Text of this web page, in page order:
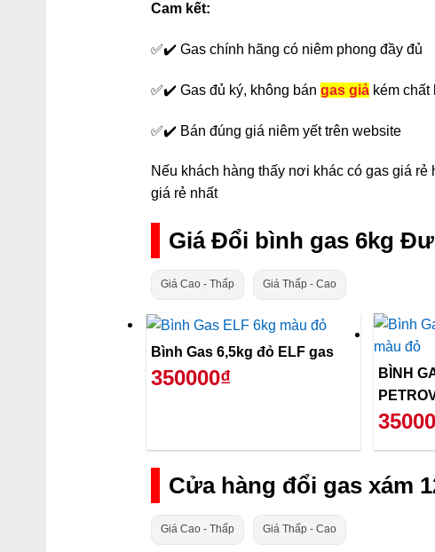
Cam kết:
✅✔️ Gas chính hãng có niêm phong đầy đủ
✅✔️ Gas đủ ký, không bángas giả kém
✅✔️ Bán đúng giá niêm yết trên website
Nếu khách hàng thấy nơi khác có gas giá
giá rẻ nhất
Giá Đổi bình gas 6kg
Giá Cao - Thấp Giá Thấp - Cao
Bình Gas 6,5kg đỏ ELF gas
350000₫
BÌNH
Cửa hàng đổi gas xám
Giá Cao - Thấp Giá Thấp - Cao